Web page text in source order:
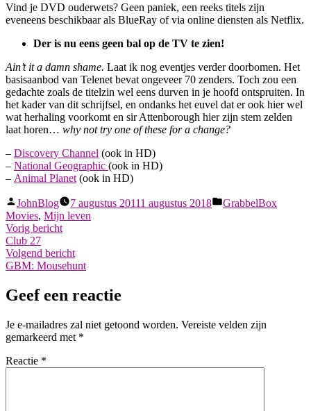
Vind je DVD ouderwets? Geen paniek, een reeks titels zijn
eveneens beschikbaar als BlueRay of via online diensten als Netflix.
Der is nu eens geen bal op de TV te zien!
Ain’t it a damn shame. Laat ik nog eventjes verder doorbomen. Het
basisaanbod van Telenet bevat ongeveer 70 zenders. Toch zou een
gedachte zoals de titelzin wel eens durven in je hoofd ontspruiten. In
het kader van dit schrijfsel, en ondanks het euvel dat er ook hier wel
wat herhaling voorkomt en sir Attenborough hier zijn stem zelden
laat horen… why not try one of these for a change?
– Discovery Channel (ook in HD)
– National Geographic (ook in HD)
– Animal Planet (ook in HD)
Geplaatst
door
JohnBlog 7 augustus 20111 augustus 2018
Geplaatst
GrabbelBox
Movies, Mijn leven
Berichtnavigatie
Vorig berichtVorig
Club 27
Volgend berichtVolgend
bericht:
GBM: Mousehunt
Geef een reactie
Je e-mailadres zal niet getoond worden. Vereiste velden zijn
gemarkeerd met *
Reactie *